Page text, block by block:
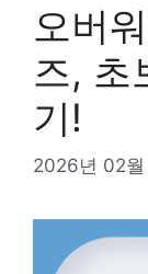
오버
즈, 초
기!
2026년 02월